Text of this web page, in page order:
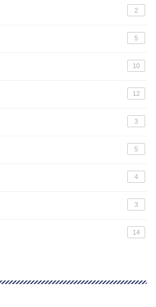
2
5
10
12
3
5
4
3
14